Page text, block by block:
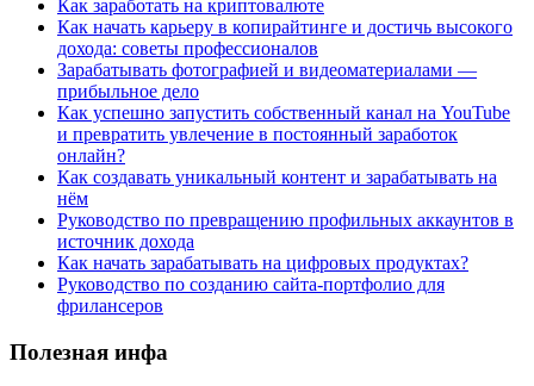
Как заработать на криптовалюте
Как начать карьеру в копирайтинге и достичь высокого
дохода: советы профессионалов
Зарабатывать фотографией и видеоматериалами —
прибыльное дело
Как успешно запустить собственный канал на YouTube
и превратить увлечение в постоянный заработок
онлайн?
Как создавать уникальный контент и зарабатывать на
нём
Руководство по превращению профильных аккаунтов в
источник дохода
Как начать зарабатывать на цифровых продуктах?
Руководство по созданию сайта-портфолио для
фрилансеров
Полезная инфа